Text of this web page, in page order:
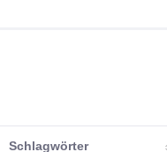
Schlagwörter